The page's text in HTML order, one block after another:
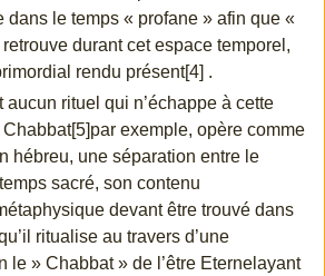
dans le temps « profane » afin que «
retrouve durant cet espace temporel,
rendu présent[4] .
aucun rituel qui n’échappe à cette
exemple, opère comme
hébreu, une séparation entre le
sacré, son contenu
devant être trouvé dans
ritualise au travers d’une
le » Chabbat » de l’être Eternelayant